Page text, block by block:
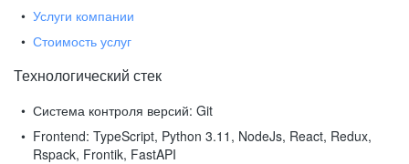
Услуги компании
Стоимость услуг
Технологический стек
Система контроля версий: Git
Frontend: TypeScript, Python 3.11, NodeJs, React, Redux,
Rspack, Frontik, FastAPI